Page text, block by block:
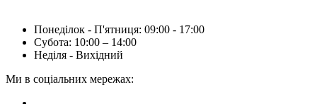
Понеділок - П'ятниця: 09:00 - 17:00
Субота: 10:00 – 14:00
Неділя - Вихідний
Ми в соціальних мережах: